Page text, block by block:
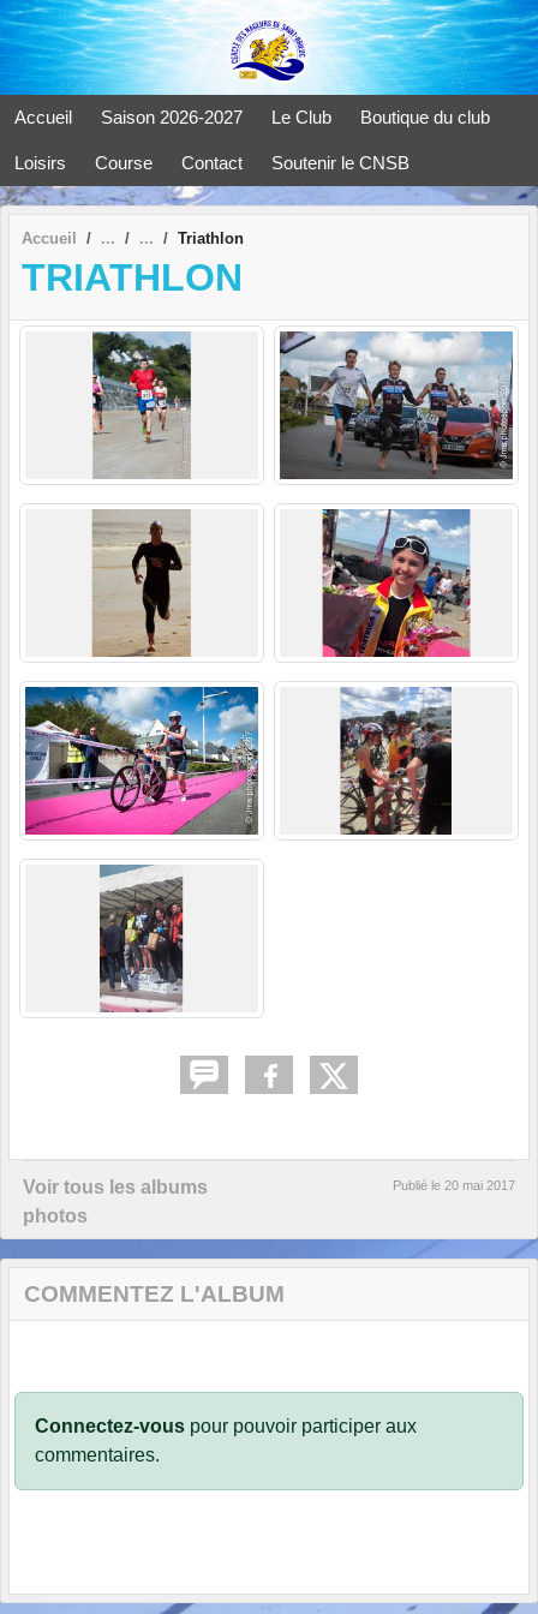
Accueil Saison 2026-2027 Le Club Boutique du club
Loisirs Course Contact Soutenir le CNSB
Accueil Triathlon
TRIATHLON
Voir tous les albums
photos
Publié le 20 mai 2017
COMMENTEZ L'ALBUM
Connectez-vous pour pouvoir participer aux
commentaires.
Panneau de gestion des cookies